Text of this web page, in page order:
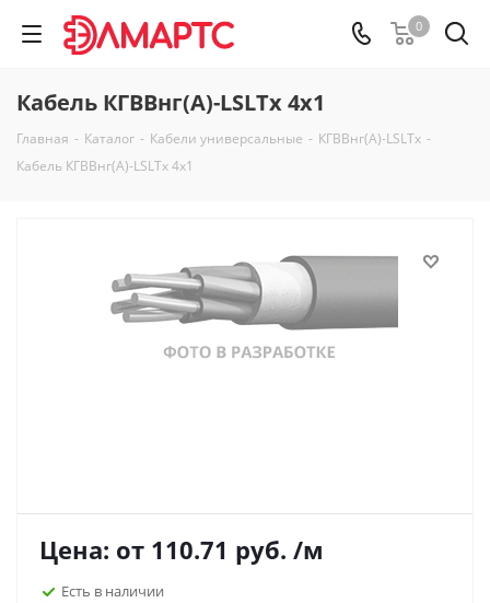
0
Кабель КГВВнг(А)-LSLTx 4х1
Главная - Каталог - Кабели универсальные - КГВВнг(А)-LSLTx -
Кабель КГВВнг(А)-LSLTx 4х1
Цена: от 110.71 руб. /м
Есть в наличии